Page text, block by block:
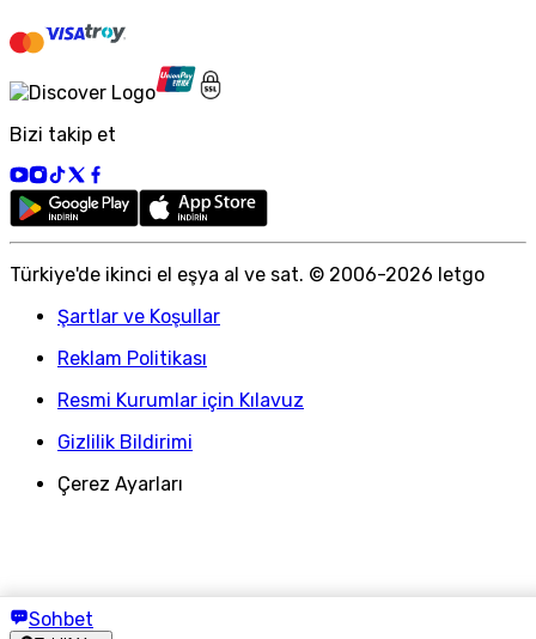
Sohbet
Bizi takip et
Türkiye'de ikinci el eşya al ve sat. © 2006-2026 letgo
Şartlar ve Koşullar
Reklam Politikası
Resmi Kurumlar için Kılavuz
Gizlilik Bildirimi
Çerez Ayarları